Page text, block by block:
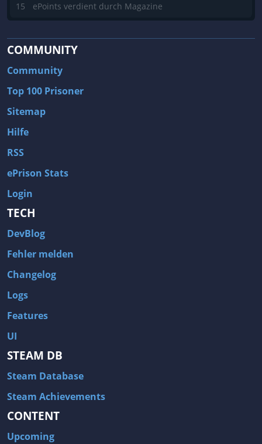
15 ePoints verdient durch Magazine
COMMUNITY
Community
Top 100 Prisoner
Sitemap
Hilfe
RSS
ePrison Stats
Login
TECH
DevBlog
Fehler melden
Changelog
Logs
Features
UI
STEAM DB
Steam Database
Steam Achievements
CONTENT
Upcoming